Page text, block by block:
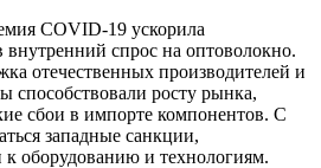
COVID-19 ускорила
спрос на оптоволокно.
отечественных производителей и
способствовали росту рынка,
сбои в импорте компонентов. С
западные санкции,
оборудованию и технологиям.